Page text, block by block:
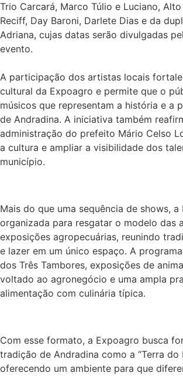
Trio Carcará, Marco Túlio e Luciano,
Reciff, Day Baroni, Darlete Dias e da
Adriana, cujas datas serão divulgadas
evento.
A participação dos artistas locais
cultural da Expoagro e permite que o
músicos que representam a história e a
de Andradina. A iniciativa também
administração do prefeito Mário Celso
a cultura e ampliar a visibilidade dos
município.
Mais do que uma sequência de shows,
organizada para resgatar o modelo das
exposições agropecuárias, reunindo
e lazer em um único espaço. A
dos Três Tambores, exposições de
voltado ao agronegócio e uma ampla
alimentação com culinária típica.
Com esse formato, a Expoagro busca
tradição de Andradina como a “Terra do
oferecendo um ambiente para que